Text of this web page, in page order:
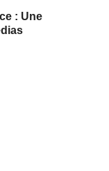
: Une